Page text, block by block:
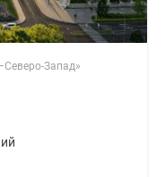
Запад»